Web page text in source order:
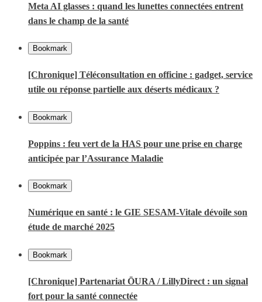
Meta AI glasses : quand les lunettes connectées entrent
dans le champ de la santé
Bookmark
[Chronique] Téléconsultation en officine : gadget, service
utile ou réponse partielle aux déserts médicaux ?
Bookmark
Poppins : feu vert de la HAS pour une prise en charge
anticipée par l’Assurance Maladie
Bookmark
Numérique en santé : le GIE SESAM-Vitale dévoile son
étude de marché 2025
Bookmark
[Chronique] Partenariat ŌURA / LillyDirect : un signal
fort pour la santé connectée